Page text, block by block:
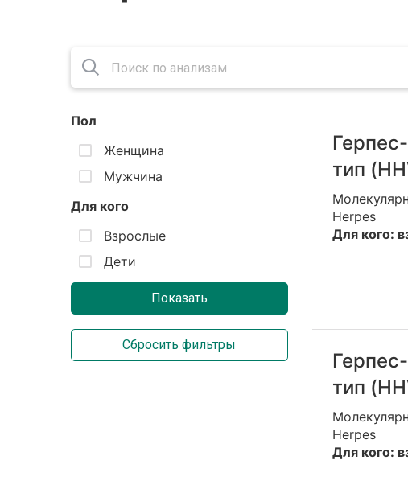
Пол
Женщина
Мужчина
Для кого
Взрослые
Дети
тип
Herpes
Для кого:
тип
Herpes
Для кого: